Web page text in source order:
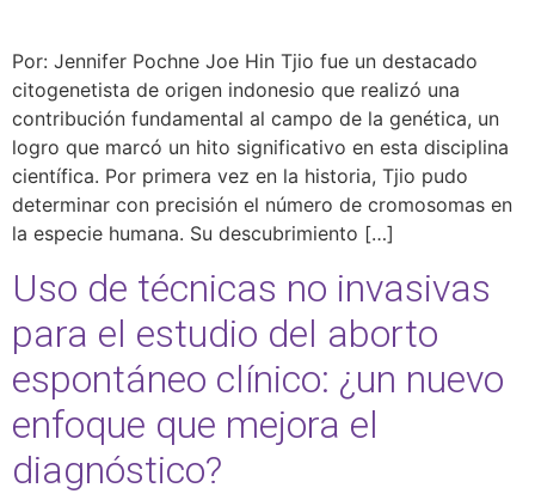
Por: Jennifer Pochne Joe Hin Tjio fue un destacado
citogenetista de origen indonesio que realizó una
contribución fundamental al campo de la genética, un
logro que marcó un hito significativo en esta disciplina
científica. Por primera vez en la historia, Tjio pudo
determinar con precisión el número de cromosomas en
la especie humana. Su descubrimiento […]
Uso de técnicas no invasivas
para el estudio del aborto
espontáneo clínico: ¿un nuevo
enfoque que mejora el
diagnóstico?